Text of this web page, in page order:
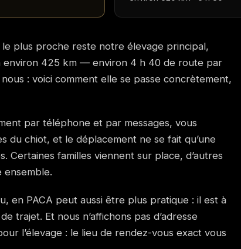
le plus proche reste notre élevage principal,
425 km — environ 4 h 40 de route par
: voici comment elle se passe concrètement,
par téléphone et par messages, vous
du chiot, et le déplacement ne se fait qu’une
Certaines familles viennent sur place, d’autres
ensemble.
en PACA peut aussi être plus pratique : il est à
trajet. Et nous n’affichons pas d’adresse
l’élevage : le lieu de rendez-vous exact vous